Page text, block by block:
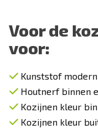
Voor de
voor:
Kunststof
Houtnerf binnen
Kozijnen kleur
Kozijnen kleur